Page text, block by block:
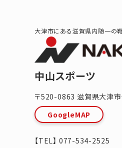
大津市にある滋賀県内随一の
中山スポーツ
〒520-0863 滋賀県大津市
GoogleMAP
【TEL】 077-534-2525